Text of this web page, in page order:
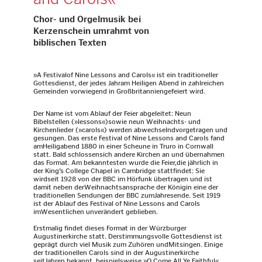
Chor- und Orgelmusik bei
Kerzenschein umrahmt von
biblischen Texten
»A Festivalof Nine Lessons and Carols« ist ein traditioneller
Gottesdienst, der jedes Jahram Heiligen Abend in zahlreichen
Gemeinden vorwiegend in Großbritanniengefeiert wird.
Der Name ist vom Ablauf der Feier abgeleitet: Neun
Bibelstellen (»lessons«)sowie neun Weihnachts- und
Kirchenlieder (»carols«) werden abwechselndvorgetragen und
gesungen. Das erste Festival of Nine Lessons and Carols fand
amHeiligabend 1880 in einer Scheune in Truro in Cornwall
statt. Bald schlossensich andere Kirchen an und übernahmen
das Format. Am bekanntesten wurde die Feier,die jährlich in
der King’s College Chapel in Cambridge stattfindet: Sie
wirdseit 1928 von der BBC im Hörfunk übertragen und ist
damit neben derWeihnachtsansprache der Königin eine der
traditionellen Sendungen der BBC zumJahresende. Seit 1919
ist der Ablauf des Festival of Nine Lessons and Carols
imWesentlichen unverändert geblieben.
Erstmalig findet dieses Format in der Würzburger
Augustinerkirche statt. Derstimmungsvolle Gottesdienst ist
geprägt durch viel Musik zum Zuhören undMitsingen. Einige
der traditionellen Carols sind in der Augustinerkirche